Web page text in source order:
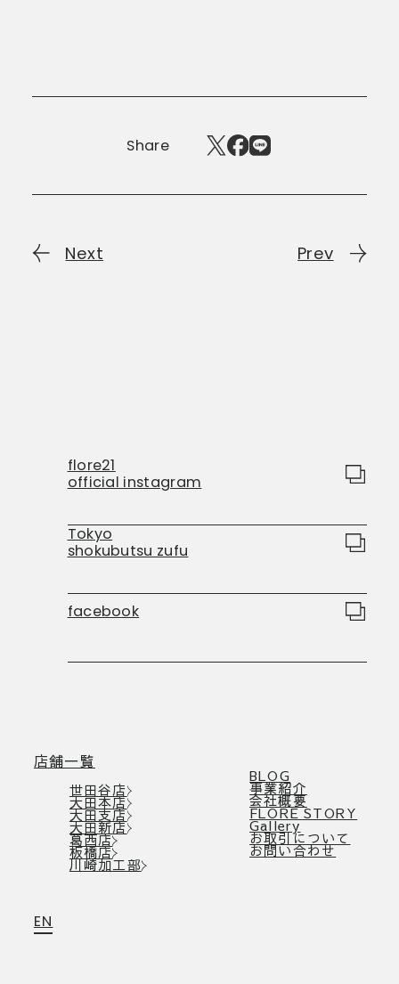
Share
Next Prev
flore21
official instagram
Tokyo
shokubutsu zufu
facebook
店舗一覧
世田谷店
大田本店
大田支店
大田新店
葛西店
板橋店
川崎加工部
BLOG
事業紹介
会社概要
FLORE STORY
Gallery
お取引について
お問い合わせ
EN